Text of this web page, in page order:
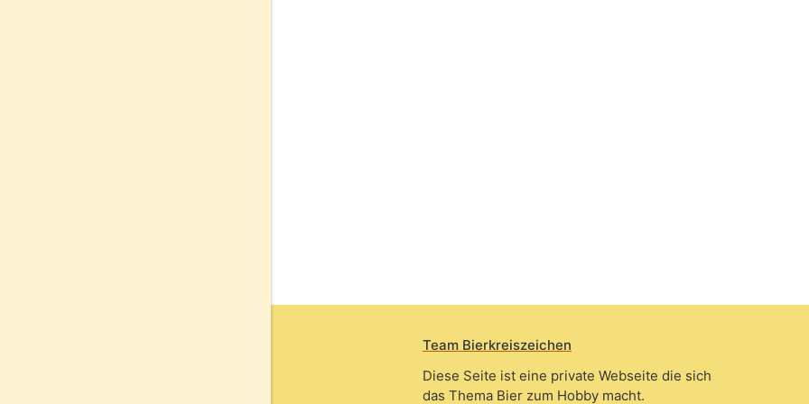
Team Bierkreiszeichen
Diese Seite ist eine private Webseite die sich
das Thema Bier zum Hobby macht.